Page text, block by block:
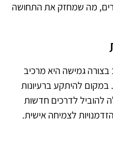
מה שמחזק את התחושה
בצורה גמישה היא מרכיב
במקום להיתקע ברעיונות
להוביל לדרכים חדשות
לצמיחה אישית.